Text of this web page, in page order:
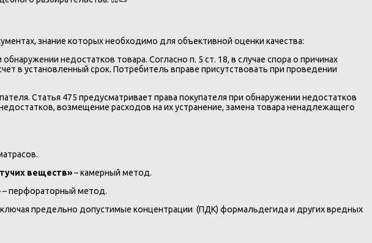
знание которых необходимо для объективной оценки качества:
недостатков товара. Согласно п. 5 ст. 18, в случае спора о причинах
в установленный срок. Потребитель вправе присутствовать при проведении
Статья 475 предусматривает права покупателя при обнаружении недостатков
возмещение расходов на их устранение, замена товара ненадлежащего
веществ»– камерный метод.
– перфораторный метод.
предельно допустимые концентрации (ПДК) формальдегида и других вредных